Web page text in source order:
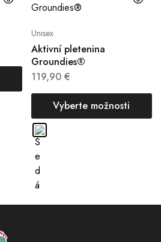
Unisex
Aktivní pletenina
Groundies®
119,90 €
Vyberte možnosti